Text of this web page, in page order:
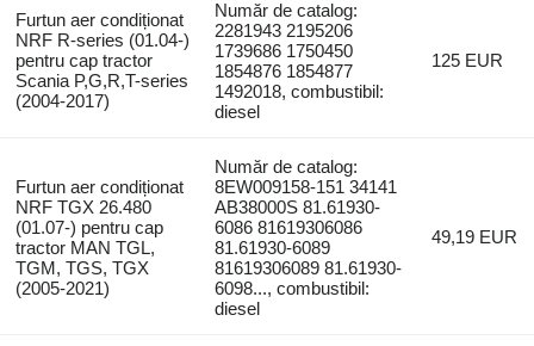
Furtun aer condiționat
NRF R-series (01.04-)
pentru cap tractor
Scania P,G,R,T-series
(2004-2017)
Număr de catalog:
2281943 2195206
1739686 1750450
1854876 1854877
1492018, combustibil:
diesel
125 EUR
Furtun aer condiționat
NRF TGX 26.480
(01.07-) pentru cap
tractor MAN TGL,
TGM, TGS, TGX
(2005-2021)
Număr de catalog:
8EW009158-151 34141
AB38000S 81.61930-
6086 81619306086
81.61930-6089
81619306089 81.61930-
6098..., combustibil:
diesel
49,19 EUR